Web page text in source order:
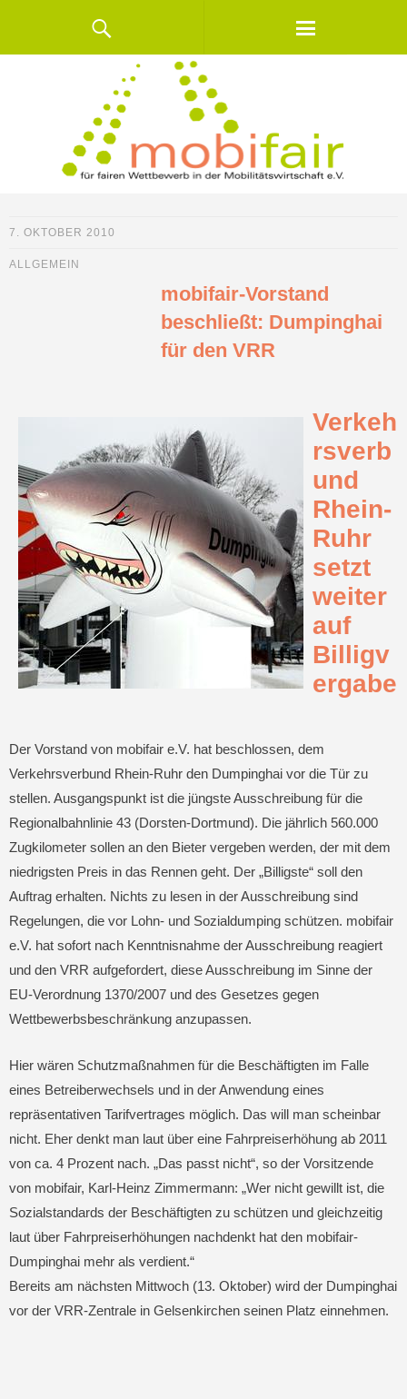
7. OKTOBER 2010
ALLGEMEIN
mobifair-Vorstand
beschließt: Dumpinghai
für den VRR
Verkeh
rsverb
und
Rhein-
Ruhr
setzt
weiter
auf
Billigv
ergabe
Der Vorstand von mobifair e.V. hat beschlossen, dem
Verkehrsverbund Rhein-Ruhr den Dumpinghai vor die Tür zu
stellen. Ausgangspunkt ist die jüngste Ausschreibung für die
Regionalbahnlinie 43 (Dorsten-Dortmund). Die jährlich 560.000
Zugkilometer sollen an den Bieter vergeben werden, der mit dem
niedrigsten Preis in das Rennen geht. Der „Billigste“ soll den
Auftrag erhalten. Nichts zu lesen in der Ausschreibung sind
Regelungen, die vor Lohn- und Sozialdumping schützen. mobifair
e.V. hat sofort nach Kenntnisnahme der Ausschreibung reagiert
und den VRR aufgefordert, diese Ausschreibung im Sinne der
EU-Verordnung 1370/2007 und des Gesetzes gegen
Wettbewerbsbeschränkung anzupassen.
Hier wären Schutzmaßnahmen für die Beschäftigten im Falle
eines Betreiberwechsels und in der Anwendung eines
repräsentativen Tarifvertrages möglich. Das will man scheinbar
nicht. Eher denkt man laut über eine Fahrpreiserhöhung ab 2011
von ca. 4 Prozent nach. „Das passt nicht“, so der Vorsitzende
von mobifair, Karl-Heinz Zimmermann: „Wer nicht gewillt ist, die
Sozialstandards der Beschäftigten zu schützen und gleichzeitig
laut über Fahrpreiserhöhungen nachdenkt hat den mobifair-
Dumpinghai mehr als verdient.“
Bereits am nächsten Mittwoch (13. Oktober) wird der Dumpinghai
vor der VRR-Zentrale in Gelsenkirchen seinen Platz einnehmen.